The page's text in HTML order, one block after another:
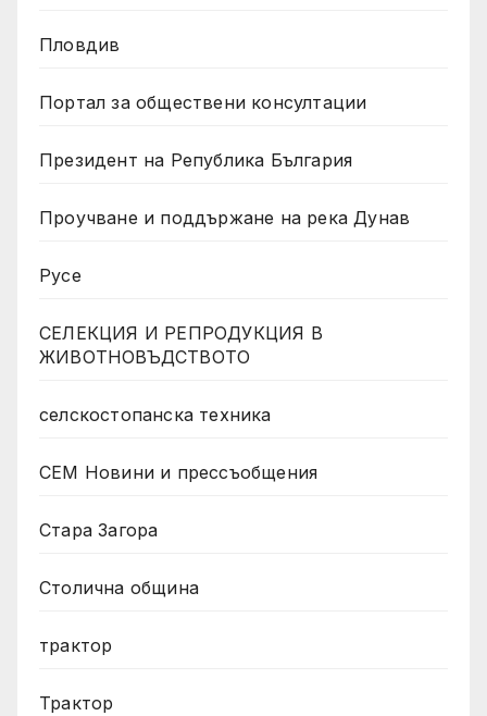
Пловдив
Портал за обществени консултации
Президент на Република България
Проучване и поддържане на река Дунав
Русе
СЕЛЕКЦИЯ И РЕПРОДУКЦИЯ В
ЖИВОТНОВЪДСТВОТО
селскостопанска техника
СЕМ Новини и прессъобщения
Стара Загора
Столична община
трактор
Трактор